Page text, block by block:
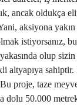
ancak oldukça
aksiyona
istiyorsanız,
olup
altyapıya sahiptir.
proje, taze
dolu 50.000